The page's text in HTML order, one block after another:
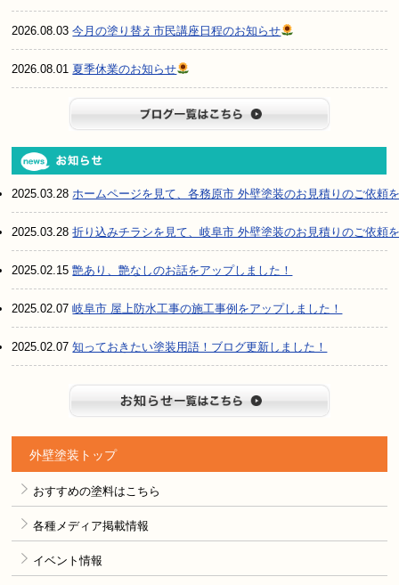
2026.08.03今月の塗り替え市民講座日程のお知らせ
2026.08.01 夏季休業のお知らせ
2025.03.28ホームページを見て、各務原市 外壁塗装のお見積りのご依頼
2025.03.28折り込みチラシを見て、岐阜市 外壁塗装のお見積りのご依頼
2025.02.15艶あり、艶なしのお話をアップしました！
2025.02.07岐阜市 屋上防水工事の施工事例をアップしました！
2025.02.07知っておきたい塗装用語！ブログ更新しました！
外壁塗装トップ
おすすめの塗料はこちら
各種メディア掲載情報
イベント情報